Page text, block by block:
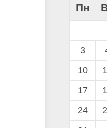
Пн
3
10
17
24